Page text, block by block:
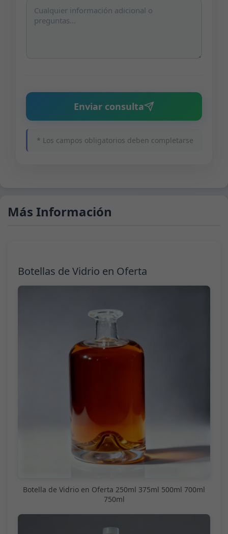
Enviar consulta
* Los campos obligatorios deben completarse
Más Información
Botellas de Vidrio en Oferta
Botella de Vidrio en Oferta 250ml 375ml 500ml 700ml
750ml